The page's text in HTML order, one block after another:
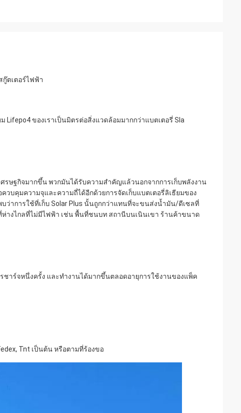
กู๊ตเตอร์ไฟฟ้า
ของเราเป็นมิตรต่อสิ่งแวดล้อมมากกว่าแบตเตอรี่ Sla
รษฐกิจมากขึ้น พวกมันได้รับความสำคัญแล้วนอกจากการเก็บพลังงาน
บคุมความจุและความถี่ได้อีกด้วยการจัดเก็บแบตเตอรี่ลิเธียมของ
บว่าการใช้ที่เก็บ Solar Plus นั้นถูกกว่าแทนที่จะขนส่งน้ำมัน/ดีเซลที่
างไกลที่ไม่มีไฟฟ้า เช่น พื้นที่ชนบท สถานีบนเนินเขา ร้านค้าขนาด
าร์จหนึ่งครั้ง และทำงานได้มากขึ้นตลอดอายุการใช้งานของแพ็ค
Tnt เป็นต้น หรือตามที่ร้องขอ